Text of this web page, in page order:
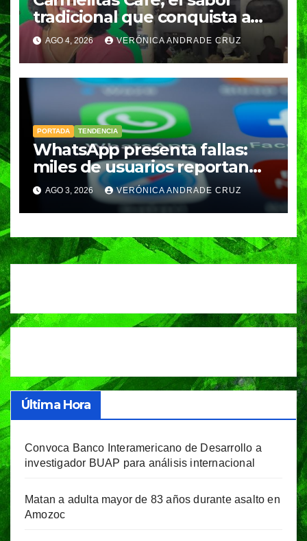
tradicional que conquista a
los visitantes de Ixtapa-
Zihuatanejo
AGO 4, 2026 VERÓNICA ANDRADE CRUZ
PORTADA TENDENCIA
WhatsApp presenta fallas:
miles de usuarios reportan
cuentas en “revisión”
AGO 3, 2026 VERÓNICA ANDRADE CRUZ
Última Hora
Convoca Banco Interamericano de Desarrollo a
investigador BUAP para análisis internacional
Matan a adulta mayor de 83 años durante asalto en
Amozoc